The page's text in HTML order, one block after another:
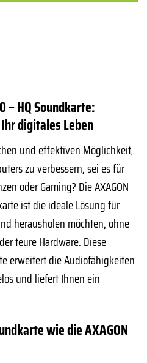
– HQ Soundkarte:
digitales Leben
und effektiven Möglichkeit,
zu verbessern, sei es für
oder Gaming? Die AXAGON
ist die ideale Lösung für
herausholen möchten, ohne
teure Hardware. Diese
erweitert die Audiofähigkeiten
und liefert Ihnen ein
wie die AXAGON